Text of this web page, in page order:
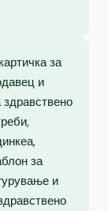
за
и
здравствено
за
и